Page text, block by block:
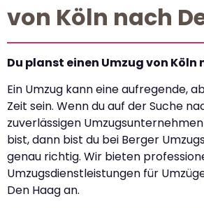
von Köln nach
Du planst einen Umzug von Köln
Ein Umzug kann eine aufregende,
Zeit sein. Wenn du auf der Suche
zuverlässigen
bist, dann bist du bei Berger
genau richtig. Wir bieten
Umzugsdienstleistungen für
Den Haag an.